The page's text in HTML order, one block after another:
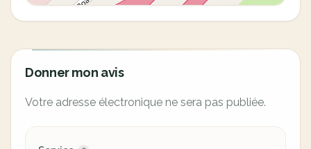
Donner mon avis
Votre adresse électronique ne sera pas publiée.